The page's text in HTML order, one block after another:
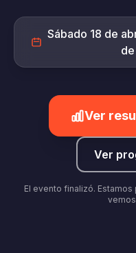
Sábado 18 de
Ver
Ver
El evento finalizó. Estamos